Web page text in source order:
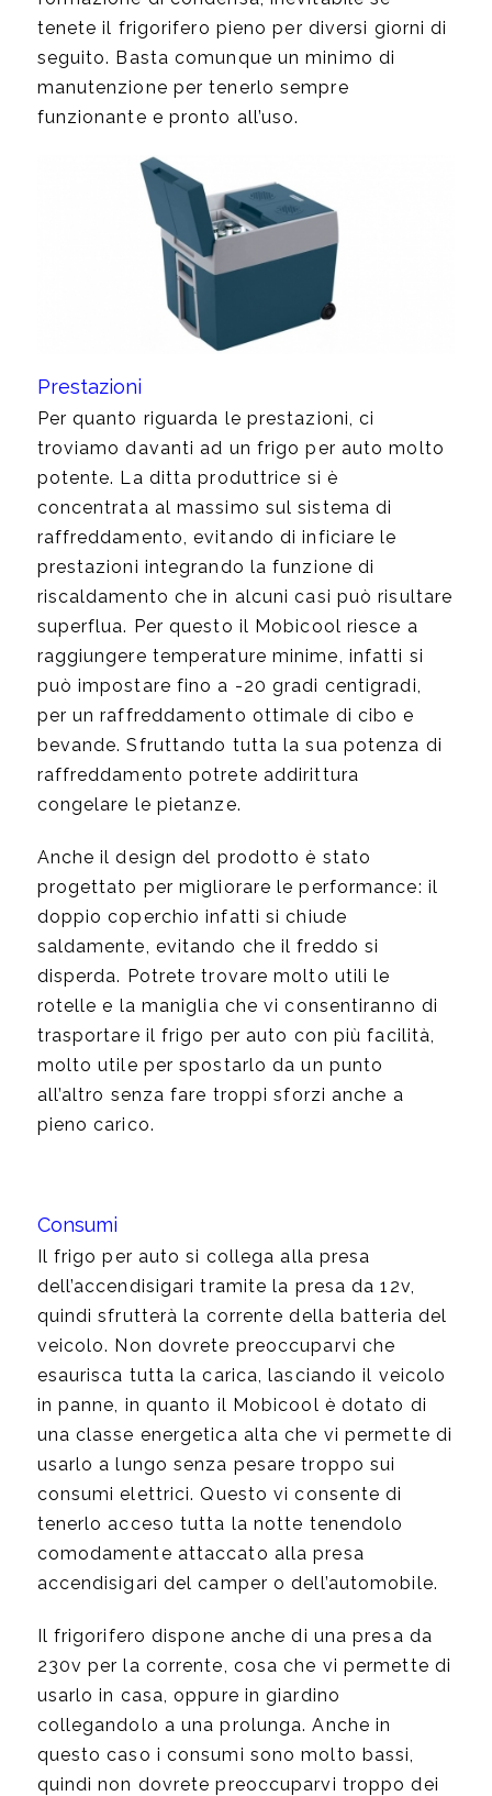
tenete il frigorifero pieno per diversi giorni di
seguito. Basta comunque un minimo di
manutenzione per tenerlo sempre
funzionante e pronto all’uso.
Prestazioni
Per quanto riguarda le prestazioni, ci
troviamo davanti ad un frigo per auto molto
potente. La ditta produttrice si è
concentrata al massimo sul sistema di
raffreddamento, evitando di inficiare le
prestazioni integrando la funzione di
riscaldamento che in alcuni casi può risultare
superflua. Per questo il Mobicool riesce a
raggiungere temperature minime, infatti si
può impostare fino a -20 gradi centigradi,
per un raffreddamento ottimale di cibo e
bevande. Sfruttando tutta la sua potenza di
raffreddamento potrete addirittura
congelare le pietanze.
Anche il design del prodotto è stato
progettato per migliorare le performance: il
doppio coperchio infatti si chiude
saldamente, evitando che il freddo si
disperda. Potrete trovare molto utili le
rotelle e la maniglia che vi consentiranno di
trasportare il frigo per auto con più facilità,
molto utile per spostarlo da un punto
all’altro senza fare troppi sforzi anche a
pieno carico.
Consumi
Il frigo per auto si collega alla presa
dell’accendisigari tramite la presa da 12v,
quindi sfrutterà la corrente della batteria del
veicolo. Non dovrete preoccuparvi che
esaurisca tutta la carica, lasciando il veicolo
in panne, in quanto il Mobicool è dotato di
una classe energetica alta che vi permette di
usarlo a lungo senza pesare troppo sui
consumi elettrici. Questo vi consente di
tenerlo acceso tutta la notte tenendolo
comodamente attaccato alla presa
accendisigari del camper o dell’automobile.
Il frigorifero dispone anche di una presa da
230v per la corrente, cosa che vi permette di
usarlo in casa, oppure in giardino
collegandolo a una prolunga. Anche in
questo caso i consumi sono molto bassi,
quindi non dovrete preoccuparvi troppo dei